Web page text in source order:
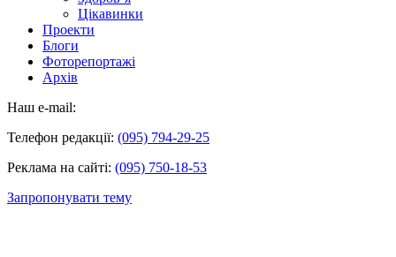
Цікавинки
Проекти
Блоги
Фоторепортажі
Архів
Наш e-mail:
Телефон редакції: (095) 794-29-25
Реклама на сайті: (095) 750-18-53
Запропонувати тему